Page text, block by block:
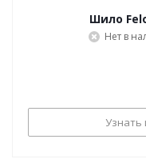
Шило
Нет в
Узнать